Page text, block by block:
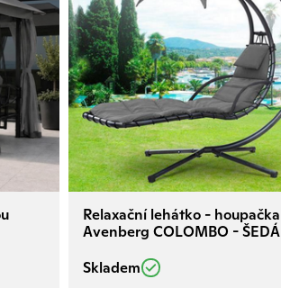
Relaxační lehátko - houpačka
Avenberg COLOMBO - ŠEDÁ
Skladem